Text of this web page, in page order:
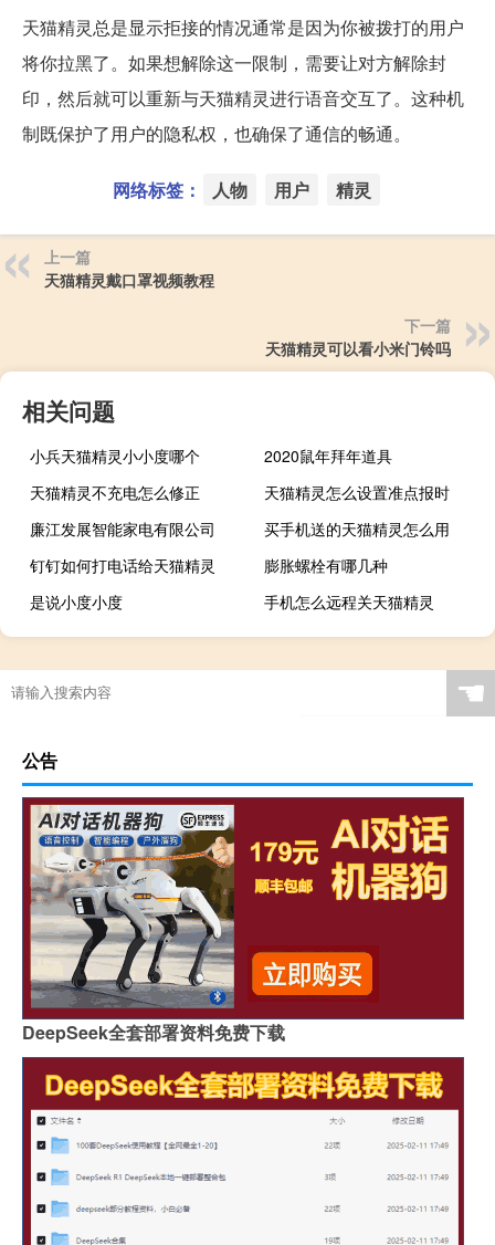
天猫精灵总是显示拒接的情况通常是因为你被拨打的用户
将你拉黑了。如果想解除这一限制，需要让对方解除封
印，然后就可以重新与天猫精灵进行语音交互了。这种机
制既保护了用户的隐私权，也确保了通信的畅通。
网络标签： 人物 用户 精灵
上一篇
天猫精灵戴口罩视频教程
下一篇
天猫精灵可以看小米门铃吗
相关问题
小兵天猫精灵小小度哪个
2020鼠年拜年道具
天猫精灵不充电怎么修正
天猫精灵怎么设置准点报时
廉江发展智能家电有限公司
买手机送的天猫精灵怎么用
钉钉如何打电话给天猫精灵
膨胀螺栓有哪几种
是说小度小度
手机怎么远程关天猫精灵
☚
公告
DeepSeek全套部署资料免费下载